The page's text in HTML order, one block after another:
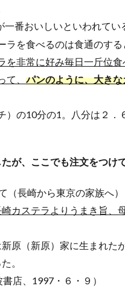
番おいしいといわれてい
ラを食べるのは食通のす
を非常に好み毎日一斤位
、 パンのように、大き
の10分の1。八分は２．
が、
ここでも注文をつけ
（長崎から東京の家族へ）
カステラよりうまき旨、
原（新原）家に生まれた
。
店、1997・６・９）